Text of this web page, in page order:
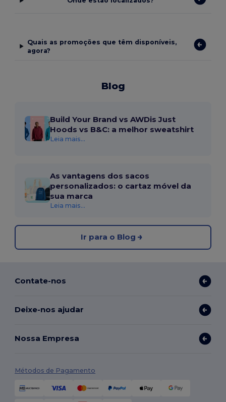
Quais as promoções que têm disponíveis,
agora?
Blog
Build Your Brand vs AWDis Just
Hoods vs B&C: a melhor sweatshirt
Leia mais...
As vantagens dos sacos
personalizados: o cartaz móvel da
sua marca
Leia mais...
Ir para o Blog
Contate-nos
Deixe-nos ajudar
Nossa Empresa
Métodos de Pagamento